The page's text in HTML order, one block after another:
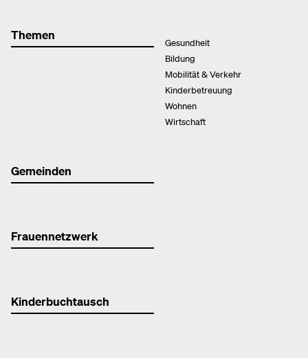
Themen
Gesundheit
Bildung
Mobilität & Verkehr
Kinderbetreuung
Wohnen
Wirtschaft
Gemeinden
Frauennetzwerk
Kinderbuchtausch